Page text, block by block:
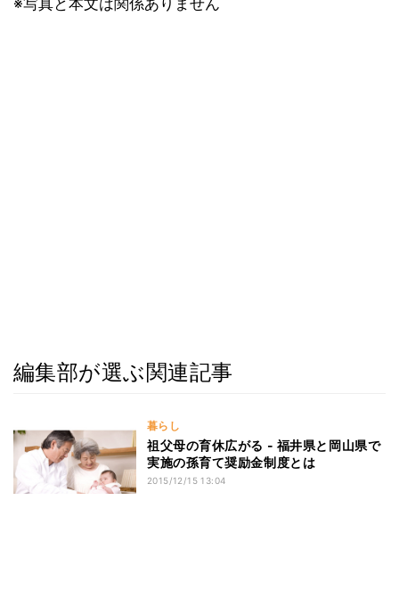
※写真と本文は関係ありません
編集部が選ぶ関連記事
暮らし
祖父母の育休広がる - 福井県と岡山県で
実施の孫育て奨励金制度とは
2015/12/15 13:04